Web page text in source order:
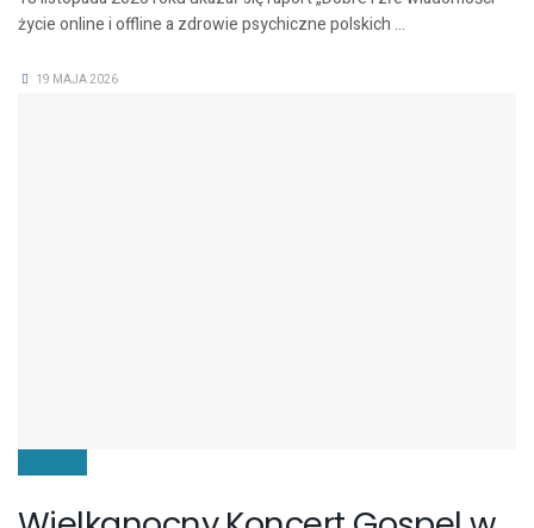
życie online i offline a zdrowie psychiczne polskich ...
19 MAJA 2026